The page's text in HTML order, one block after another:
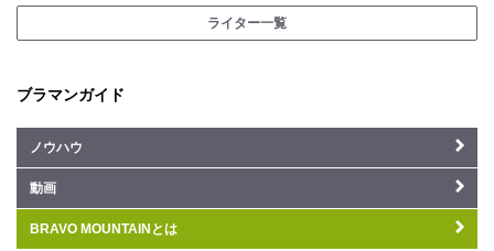
ライター一覧
ブラマンガイド
ノウハウ
動画
BRAVO MOUNTAINとは